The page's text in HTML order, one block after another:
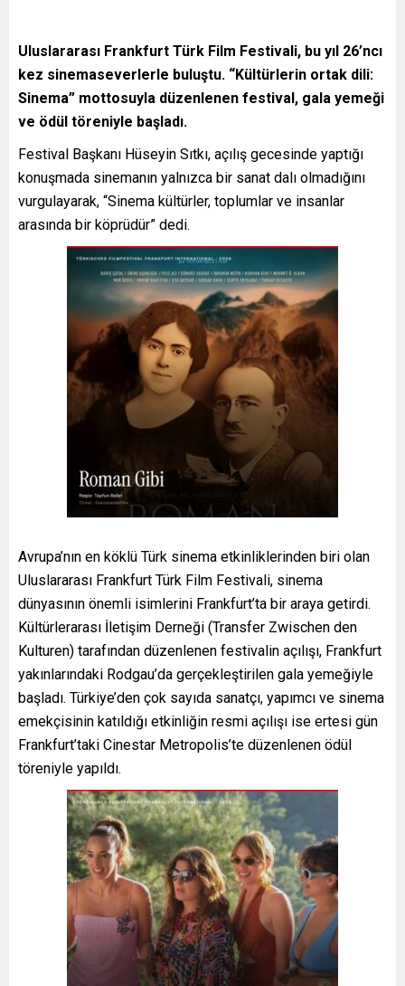
Uluslararası Frankfurt Türk Film Festivali, bu yıl 26’ncı
kez sinemaseverlerle buluştu. “Kültürlerin ortak dili:
Sinema” mottosuyla düzenlenen festival, gala yemeği
ve ödül töreniyle başladı.
Festival Başkanı Hüseyin Sıtkı, açılış gecesinde yaptığı
konuşmada sinemanın yalnızca bir sanat dalı olmadığını
vurgulayarak, “Sinema kültürler, toplumlar ve insanlar
arasında bir köprüdür” dedi.
Avrupa’nın en köklü Türk sinema etkinliklerinden biri olan
Uluslararası Frankfurt Türk Film Festivali, sinema
dünyasının önemli isimlerini Frankfurt’ta bir araya getirdi.
Kültürlerarası İletişim Derneği (Transfer Zwischen den
Kulturen) tarafından düzenlenen festivalin açılışı, Frankfurt
yakınlarındaki Rodgau’da gerçekleştirilen gala yemeğiyle
başladı. Türkiye’den çok sayıda sanatçı, yapımcı ve sinema
emekçisinin katıldığı etkinliğin resmi açılışı ise ertesi gün
Frankfurt’taki Cinestar Metropolis’te düzenlenen ödül
töreniyle yapıldı.